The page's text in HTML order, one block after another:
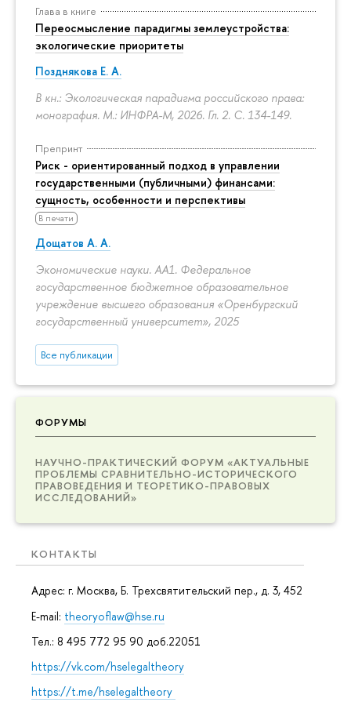
Глава в книге
Переосмысление парадигмы землеустройства:
экологические приоритеты
Позднякова Е. А.
В кн.: Экологическая парадигма российского права:
монография. М.: ИНФРА-М, 2026. Гл. 2. С. 134-149.
Препринт
Риск - ориентированный подход в управлении
государственными (публичными) финансами:
сущность, особенности и перспективы
В печати
Дощатов А. А.
Экономические науки. АА1. Федеральное
государственное бюджетное образовательное
учреждение высшего образования «Оренбургский
государственный университет», 2025
Все публикации
ФОРУМЫ
НАУЧНО-ПРАКТИЧЕСКИЙ ФОРУМ «АКТУАЛЬНЫЕ
ПРОБЛЕМЫ СРАВНИТЕЛЬНО-ИСТОРИЧЕСКОГО
ПРАВОВЕДЕНИЯ И ТЕОРЕТИКО-ПРАВОВЫХ
ИССЛЕДОВАНИЙ»
КОНТАКТЫ
Адрес: г. Москва, Б. Трехсвятительский пер., д. 3, 452
E-mail: theoryoflaw@hse.ru
Тел.: 8 495 772 95 90 доб.22051
https://vk.com/hselegaltheory
https://t.me/hselegaltheory